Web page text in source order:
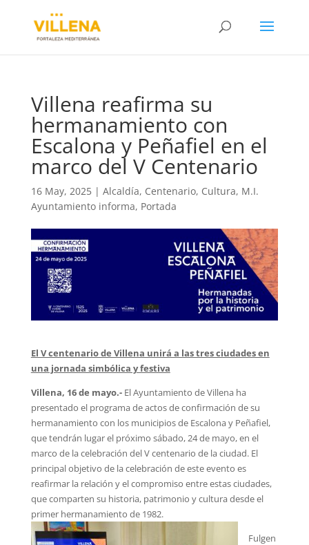
Villena reafirma su
hermanamiento con
Escalona y Peñafiel en el
marco del V Centenario
16 May, 2025| Alcaldía, Centenario, Cultura, M.I.
Ayuntamiento informa, Portada
El V centenario de Villena unirá a las tres ciudades en
una jornada simbólica y festiva
Villena, 16 de mayo.- El Ayuntamiento de Villena ha
presentado el programa de actos de confirmación de su
hermanamiento con los municipios de Escalona y Peñafiel,
que tendrán lugar el próximo sábado, 24 de mayo, en el
marco de la celebración del V centenario de la ciudad. El
principal objetivo de la celebración de este evento es
reafirmar la relación y el compromiso entre estas ciudades,
que comparten su historia, patrimonio y cultura desde el
primer hermanamiento de 1982.
Fulgen